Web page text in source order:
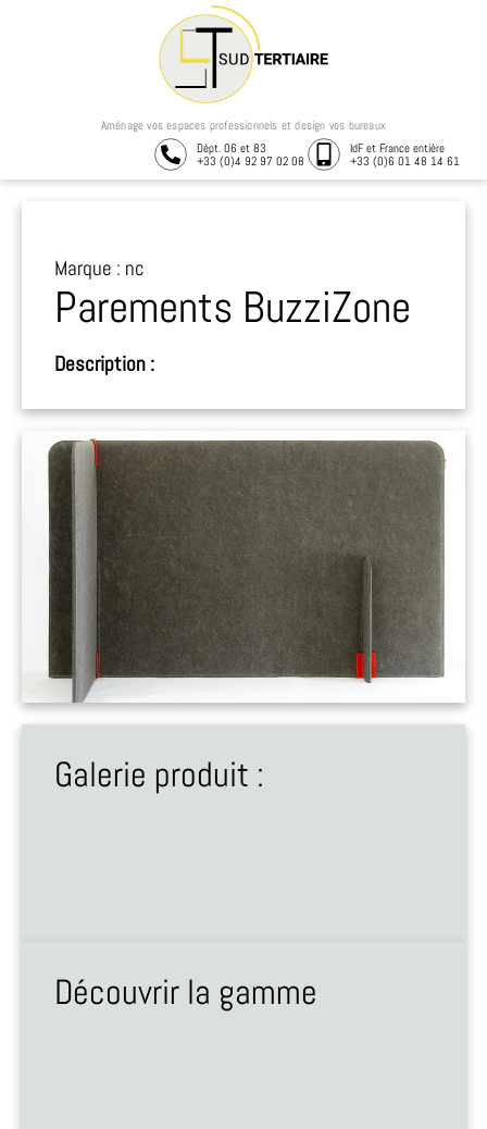
Dépt. 06 et 83
+33 (0)4 92 97 02 08
IdF et France entière
+33 (0)6 01 48 14 61
Aménage vos espaces professionnels et design vos bureaux
Marque : nc
Parements BuzziZone
Description :
Galerie produit :
Découvrir la gamme